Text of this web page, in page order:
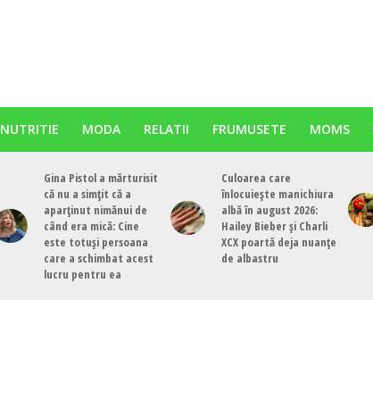
NUTRITIE MODA RELATII FRUMUSETE MOMS
Gina Pistol a mărturisit
că nu a simțit că a
aparținut nimănui de
când era mică: Cine
este totuși persoana
care a schimbat acest
lucru pentru ea
Culoarea care
înlocuiește manichiura
albă în august 2026:
Hailey Bieber și Charli
XCX poartă deja nuanțe
de albastru